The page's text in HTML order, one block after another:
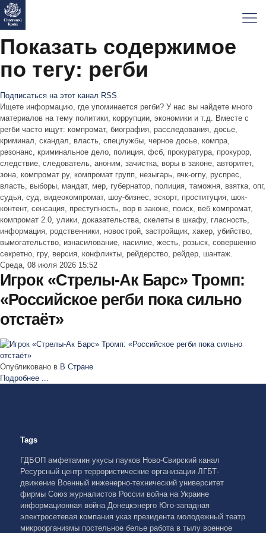
Показать содержимое
по тегу: регби
Подписаться на этот канал RSS
Ищете информацию, где упоминается регби? У нас вы найдете много
материалов на тему политики, коррупции, экономики и т.д. Вместе с
регби часто ищут: компромат, биография, расследования, досье,
криминал, скандал, власть, спецлужбы, черное досье, компра,
резонанс, криминальное дело, полиция, фсб, прокуратура, прокурор,
следствие, следователь, аноним, зачистка, воры в законе, авторитет,
зона, компромат ру, компромат групп, незыгарь, вчк-огпу, руспрес,
власть, выборы, мандат, мер, губернатор, полиция, таможня, взятка, опг,
судья, суд, видеокомпромат, шоу-бизнес, эскорт, проституция, шок-
контент, сенсация, преступность, вор в законе, поиск, веб компромат,
компромат 2.0, улики, доказательства, скелеты в шкафу, гласность,
информация, родственники, новострой, застройщик, хакер, убийство,
вымогательство, изнасилование, насилие, жесть, розыск, совершенно
секретно, гру, версия, конфликты, рейдерство, рейдер, шантаж.
Среда, 08 июля 2026 15:52
Игрок «Стрелы-Ак Барс» Тромп:
«Российское регби пока сильно
отстаёт»
Опубликовано в В Стране
Подробнее ...
Tags
ГДБОП амфетамин укусы пауков Ново-Свирский канал
Ресурсный центр террористические организации ЛГБТ-
движение Военный инженерно-технический университет
фирмы Союз журналистов России война на Украине
информационная война Донецкэнерго Юго-западная
электросетевая компания указ президента молодежный театр
микроорганизмы постельное белье работа в тылу военное